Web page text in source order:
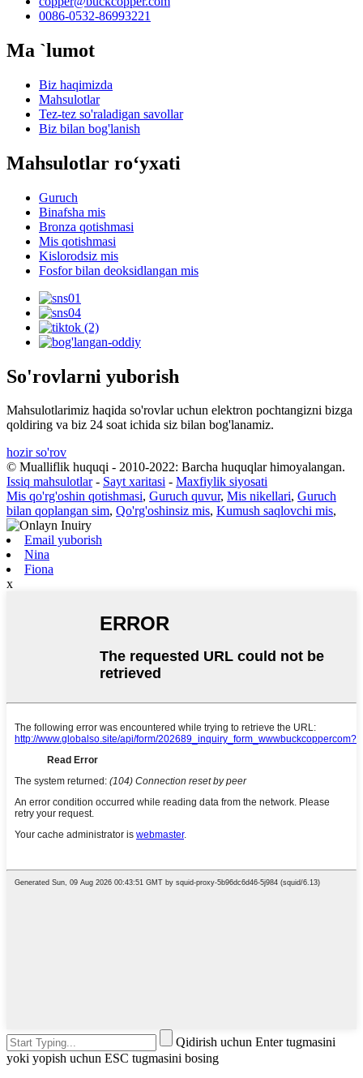
0086-0532-86993221
Ma `lumot
Biz haqimizda
Mahsulotlar
Tez-tez so'raladigan savollar
Biz bilan bog'lanish
Mahsulotlar roʻyxati
Guruch
Binafsha mis
Bronza qotishmasi
Mis qotishmasi
Kislorodsiz mis
Fosfor bilan deoksidlangan mis
So'rovlarni yuborish
Mahsulotlarimiz haqida so'rovlar uchun elektron pochtangizni bizga
qoldiring va biz 24 soat ichida siz bilan bog'lanamiz.
hozir so'rov
© Mualliflik huquqi - 2010-2022: Barcha huquqlar himoyalangan.
Issiq mahsulotlar- Sayt xaritasi - Maxfiylik siyosati
Mis qo'rg'oshin qotishmasi, Guruch quvur, Mis nikellari, Guruch
bilan qoplangan sim, Qo'rg'oshinsiz mis, Kumush saqlovchi mis,
Email yuborish
Nina
Fiona
x
Qidirish uchun Enter tugmasini
yoki yopish uchun ESC tugmasini bosing